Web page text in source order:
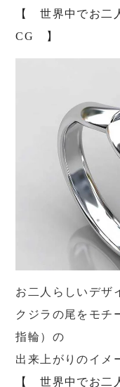
【 世界中でお二
CG 】
お二人らしいデザ
クジラの尾をモチ
指輪）の
出来上がりのイメ
【 世界中でお二